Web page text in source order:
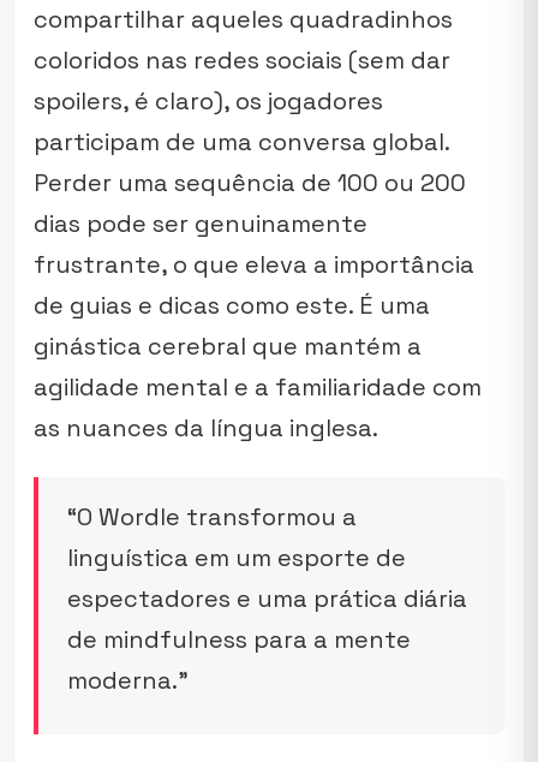
compartilhar aqueles quadradinhos
coloridos nas redes sociais (sem dar
spoilers, é claro), os jogadores
participam de uma conversa global.
Perder uma sequência de 100 ou 200
dias pode ser genuinamente
frustrante, o que eleva a importância
de guias e dicas como este. É uma
ginástica cerebral que mantém a
agilidade mental e a familiaridade com
as nuances da língua inglesa.
“O Wordle transformou a
linguística em um esporte de
espectadores e uma prática diária
de mindfulness para a mente
moderna.”